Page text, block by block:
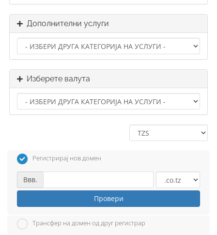
Дополнителни услуги
Изберете валута
Регистрирај нов домен
Ввв.
Провери
Трансфер на домен од друг регистрар